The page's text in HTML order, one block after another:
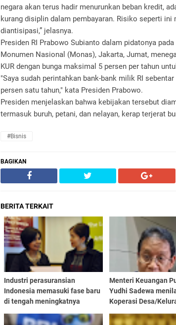
negara akan terus hadir menurunkan beban kredit,
kurang disiplin dalam pembayaran. Risiko seperti
diantisipasi,” jelasnya.
Presiden RI Prabowo Subianto dalam pidatonya
Monumen Nasional (Monas), Jakarta, Jumat,
KUR dengan bunga maksimal 5 persen per tahun
"Saya sudah perintahkan bank-bank milik RI
persen satu tahun," kata Presiden Prabowo.
Presiden menjelaskan bahwa kebijakan tersebut
termasuk buruh, petani, dan nelayan, kerap terjerat
#Bisnis
BAGIKAN
BERITA TERKAIT
Industri perasuransian
Indonesia memasuki fase baru
di tengah meningkatnya
Progress menilai
Menteri Keuangan
Yudhi Sadewa
Koperasi Desa/
seharusnya dapat